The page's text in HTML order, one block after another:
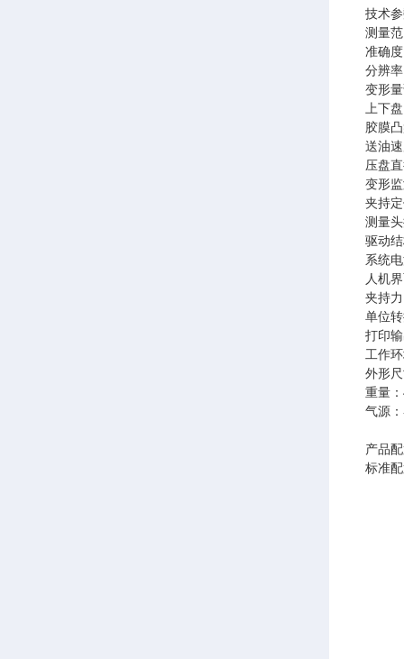
技术
测量
准确
分辨
变形
上下
胶膜
送油
压盘
变形
夹持
测量
驱动
系统
人机
夹持
单位
打印
工作
外形
重量
气源
产品
标准